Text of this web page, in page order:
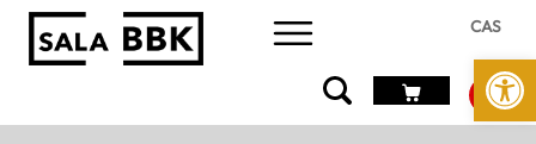
Abrir
CAS